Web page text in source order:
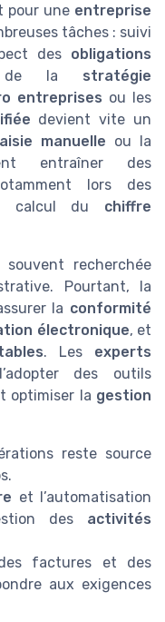
pour une entreprise
tâches : suivi
des obligations
de la stratégie
entreprises ou les
devient vite un
manuelle ou la
entraîner des
lors des
calcul du chiffre
recherchée
Pourtant, la
la conformité
électronique, et
. Les experts
des outils
optimiser la gestion
reste source
et l’automatisation
des activités
factures et des
aux exigences